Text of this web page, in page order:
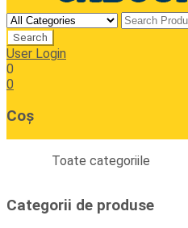
User Login
0
0
Coș
Toate categoriile
Categorii de produse